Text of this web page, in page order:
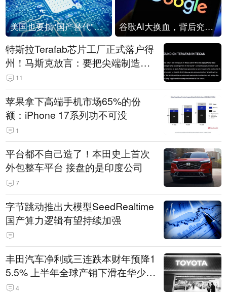
美国也要搞“国产替代”？先算清三笔账 谷歌AI大换血，背后究竟发生了什么？
特斯拉Terafab芯片工厂正式落户得
州！马斯克放言：要把尖端制造带
回美国
11
苹果拿下高端手机市场65%的份
额：iPhone 17系列功不可没
1
平台都不自己造了！本田史上首次
外包整车平台 接盘的是印度公司
7
字节跳动推出大模型SeedRealtime
国产算力逻辑有望持续加强
丰田汽车净利或三连跌本财年预降1
5.5% 上半年全球产销下滑在华少卖
14.3万辆
4